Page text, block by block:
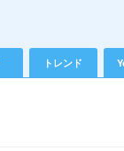
トレンド